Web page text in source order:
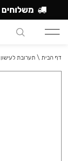
דף הבית \ תערובת לעישון
משלוחים